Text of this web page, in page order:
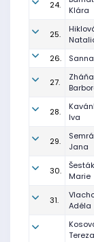
24.
Klára
25.
26.
27.
28.
Iva
29.
Jana
30.
Marie
31.
Adéla
Tereza